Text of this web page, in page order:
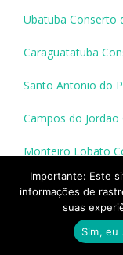
Ubatuba Conserto
Caraguatatuba
Santo Antonio do
Campos do
Monteiro Lobato
Lorena Conserto
Guaratinguetá
Importante: Este
informações de
suas
Sim, eu